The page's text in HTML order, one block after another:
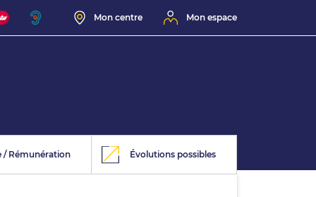
Mon centre Mon espace
/ Rémunération Évolutions possibles